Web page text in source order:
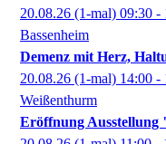
20.08.26 (1-mal) 09:30 -
Bassenheim
Demenz mit Herz,
20.08.26 (1-mal) 14:00 -
Weißenthurm
Eröffnung Ausstellung